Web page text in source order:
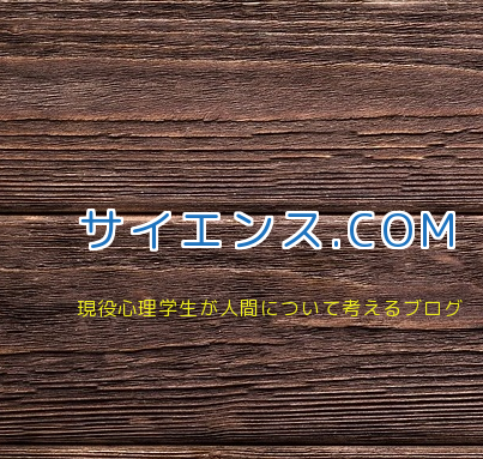
サイエンス.COM
現役心理学生が人間について考えるブログ